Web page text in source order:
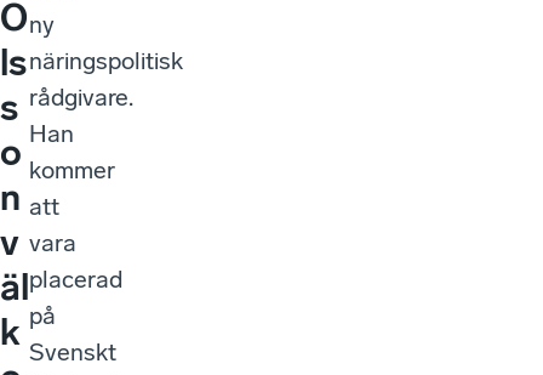
O
ls
s
o
n
v
äl
k
ny
näringspolitisk
rådgivare.
Han
kommer
att
vara
placerad
på
Svenskt